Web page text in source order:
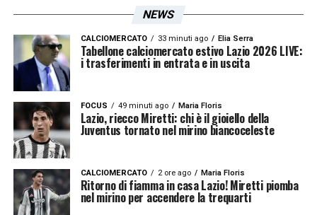
NEWS
CALCIOMERCATO 33 minuti ago Elia Serra
Tabellone calciomercato estivo Lazio 2026 LIVE:
i trasferimenti in entrata e in uscita
FOCUS 49 minuti ago Maria Floris
Lazio, riecco Miretti: chi è il gioiello della
Juventus tornato nel mirino biancoceleste
CALCIOMERCATO 2 ore ago Maria Floris
Ritorno di fiamma in casa Lazio! Miretti piomba
nel mirino per accendere la trequarti